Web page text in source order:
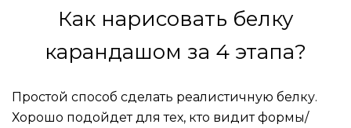
Как нарисовать белку
карандашом за 4 этапа?
Простой способ сделать реалистичную белку.
Хорошо подойдет для тех, кто видит формы/